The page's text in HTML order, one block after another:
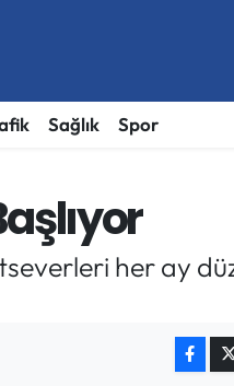
Sağlık Spor
her ay